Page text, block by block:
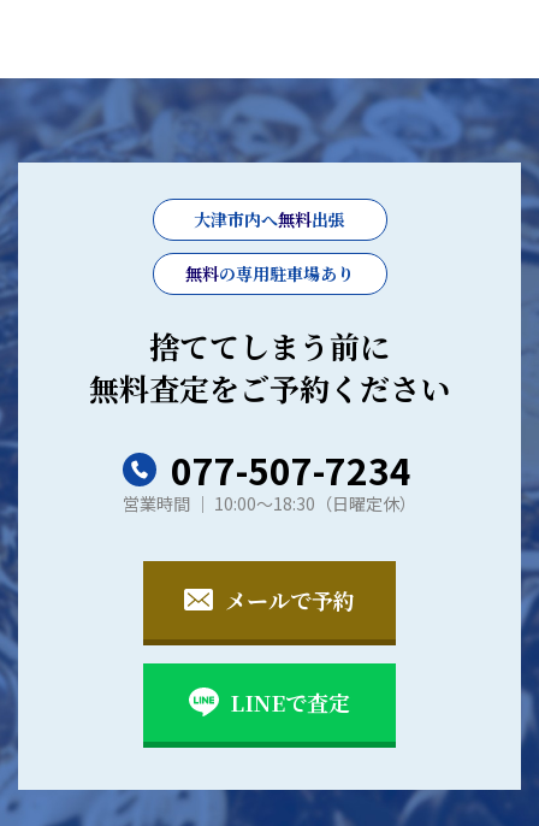
大津市内へ無料出張
無料の専用駐車場あり
捨ててしまう前に
無料査定をご予約ください
077-507-7234
営業時間 │ 10:00～18:30（日曜定休）
メールで予約
LINEで査定